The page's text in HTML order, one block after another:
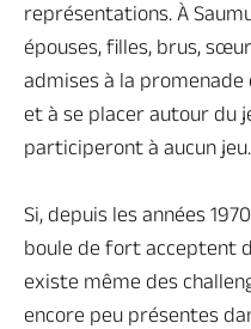
représentations. À
épouses, filles, brus,
admises à la
et à se placer autour du
participeront à aucun jeu.
Si, depuis les années
boule de fort acceptent
existe même des
encore peu présentes